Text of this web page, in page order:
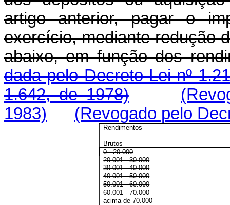
artigo anterior, pagar o
exercício, mediante redução
abaixo, em função dos
dada pelo Decreto-Lei nº
1.642, de 1978)
1983)
(Revogado pelo
Rendimentos
Brutos
0 - 20.000
20.001 - 30.000
30.001 - 40.000
40.001 - 50.000
50.001 - 60.000
60.001 - 70.000
acima de 70.000